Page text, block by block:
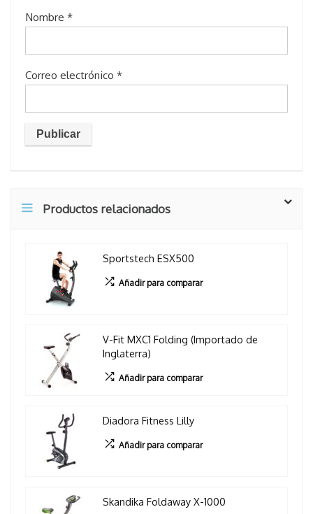
Nombre *
Correo electrónico *
Productos relacionados
Sportstech ESX500
Añadir para comparar
V-Fit MXC1 Folding (Importado de
Inglaterra)
Añadir para comparar
Diadora Fitness Lilly
Añadir para comparar
Skandika Foldaway X-1000